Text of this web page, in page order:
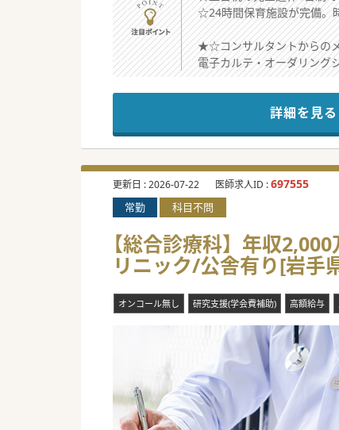
☆24時間保育施設が完備。
★☆コンサルタントからの
電子カルテ・オーダリング
住宅手当・赴任手当・通勤
休暇については有給休暇の
ベテラン医師、女性医師も
詳細を見る
更新日 :2026-07-22 医師求人ID :697555
常勤 科目不問
【総合診療科】年収
リニック/公舎有り[岩手
オンコール無し 研究支援(学会費補助) 高額給与